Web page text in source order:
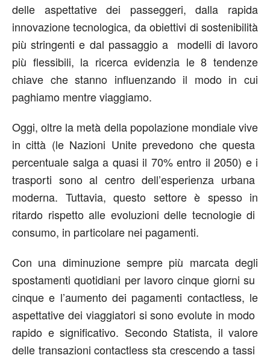
delle aspettative dei passeggeri, dalla rapida
innovazione tecnologica, da obiettivi di sostenibilità
più stringenti e dal passaggio a modelli di lavoro
più flessibili, la ricerca evidenzia le 8 tendenze
chiave che stanno influenzando il modo in cui
paghiamo mentre viaggiamo.
Oggi, oltre la metà della popolazione mondiale vive
in città (le Nazioni Unite prevedono che questa
percentuale salga a quasi il 70% entro il 2050) e i
trasporti sono al centro dell’esperienza urbana
moderna. Tuttavia, questo settore è spesso in
ritardo rispetto alle evoluzioni delle tecnologie di
consumo, in particolare nei pagamenti.
Con una diminuzione sempre più marcata degli
spostamenti quotidiani per lavoro cinque giorni su
cinque e l’aumento dei pagamenti contactless, le
aspettative dei viaggiatori si sono evolute in modo
rapido e significativo. Secondo Statista, il valore
delle transazioni contactless sta crescendo a tassi